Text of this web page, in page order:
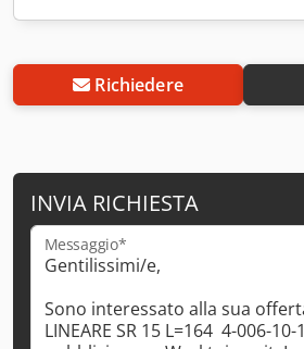
Richiedere
INVIA RICHIESTA
Messaggio*